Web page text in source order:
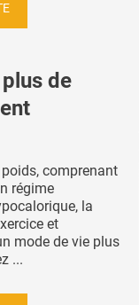
de
comprenant
régime
la
et
mode de vie plus
...